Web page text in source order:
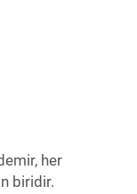
her
biridir.